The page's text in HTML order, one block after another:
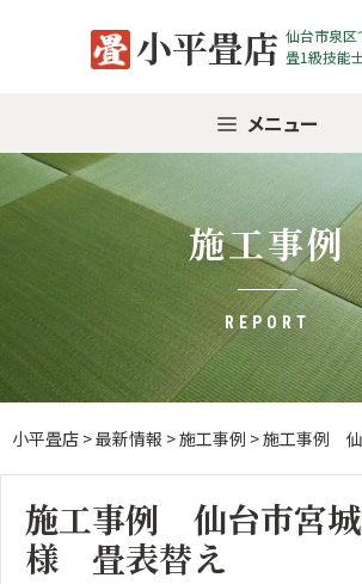
小平畳店 仙台市泉区
畳1級技能
メニュー
施工事例
REPORT
小平畳店 >最新情報 >施工事例 >施工事例 仙台
施工事例 仙台市宮
様 畳表替え